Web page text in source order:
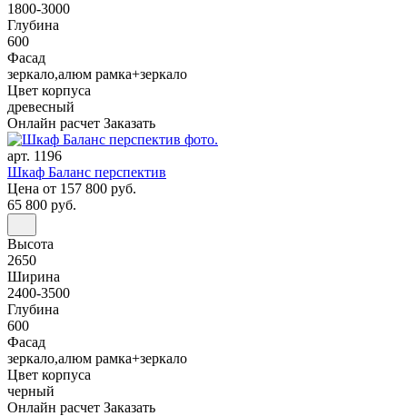
1800-3000
Глубина
600
Фасад
зеркало,алюм рамка+зеркало
Цвет корпуса
древесный
Онлайн расчет Заказать
арт. 1196
Шкаф Баланс перспектив
Цена от 157 800 руб.
65 800 руб.
Высота
2650
Ширина
2400-3500
Глубина
600
Фасад
зеркало,алюм рамка+зеркало
Цвет корпуса
черный
Онлайн расчет Заказать